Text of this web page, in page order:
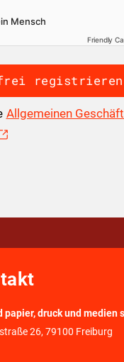
Friendly
registrieren
Allgemeinen
papier, druck und medien
26, 79100 Freiburg